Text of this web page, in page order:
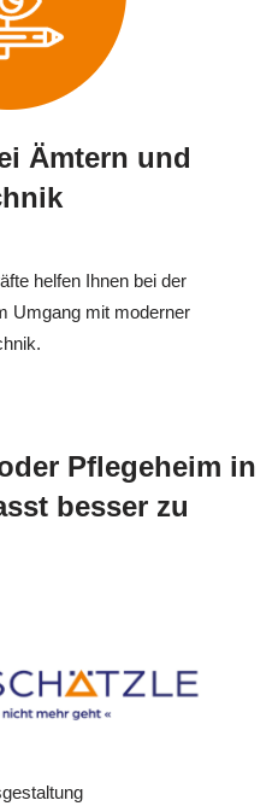
Ämtern und
helfen Ihnen bei der
Umgang mit moderner
Pflegeheim in
besser zu